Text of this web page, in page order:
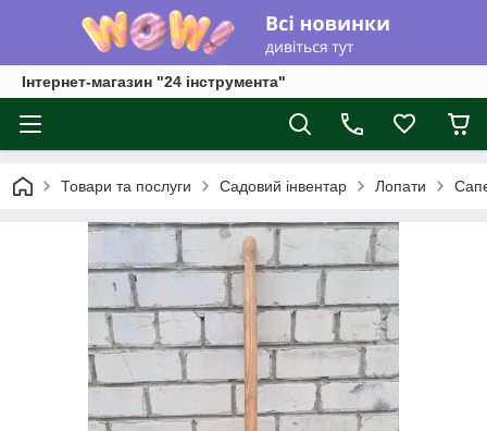
Інтернет-магазин "24 інструмента"
Товари та послуги Садовий інвентар Лопати